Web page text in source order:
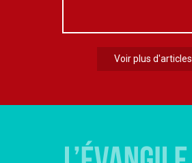
Voir plus d'articles